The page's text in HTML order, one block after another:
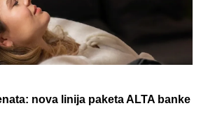
nova linija paketa ALTA banke